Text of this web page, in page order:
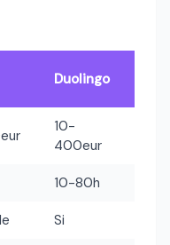
Duolingo
10-
400eur
10-80h
Si